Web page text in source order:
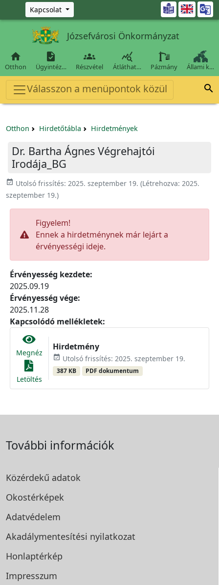
Ugrás a fő tartalomra
Kapcsolat 
Józsefvárosi Önkormányzat

Otthon

Ügyintéz…

Részvétel

Átláthat… Pázmány Állami k…
Válasszon a menüpontok közül 
Otthon Hirdetőtábla Hirdetmények
Dr. Bartha Ágnes Végrehajtói
Irodája_BG
event_available Utolsó frissítés: 2025. szeptember 19. (Létrehozva: 2025.
szeptember 19.)
Figyelem!
Ennek a hirdetménynek már lejárt a
érvényességi ideje.
Érvényesség kezdete:
2025.09.19
Érvényesség vége:
2025.11.28
Kapcsolódó mellékletek:
Megnéz
Letöltés
Hirdetmény
event_available Utolsó frissítés: 2025. szeptember 19.
387 KB PDF dokumentum
További információk
Közérdekű adatok
Okostérképek
Adatvédelem
Akadálymentesítési nyilatkozat
Honlaptérkép
Impresszum